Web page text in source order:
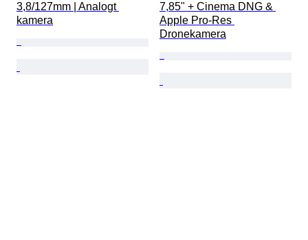
3,8/127mm | Analogt
kamera
7,85" + Cinema DNG &
Apple Pro-Res
Dronekamera